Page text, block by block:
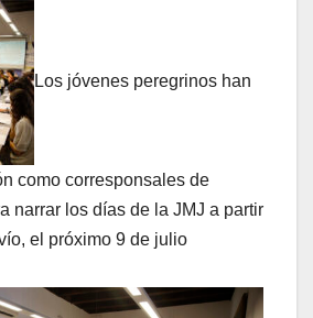
Los jóvenes peregrinos han
como corresponsales de
narrar los días de la JMJ a partir
el próximo 9 de julio